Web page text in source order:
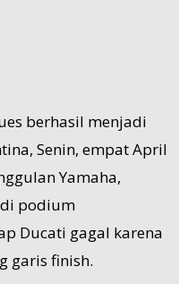
berhasil menjadi
Senin, empat April
Yamaha,
di podium
Ducati gagal karena
garis finish.